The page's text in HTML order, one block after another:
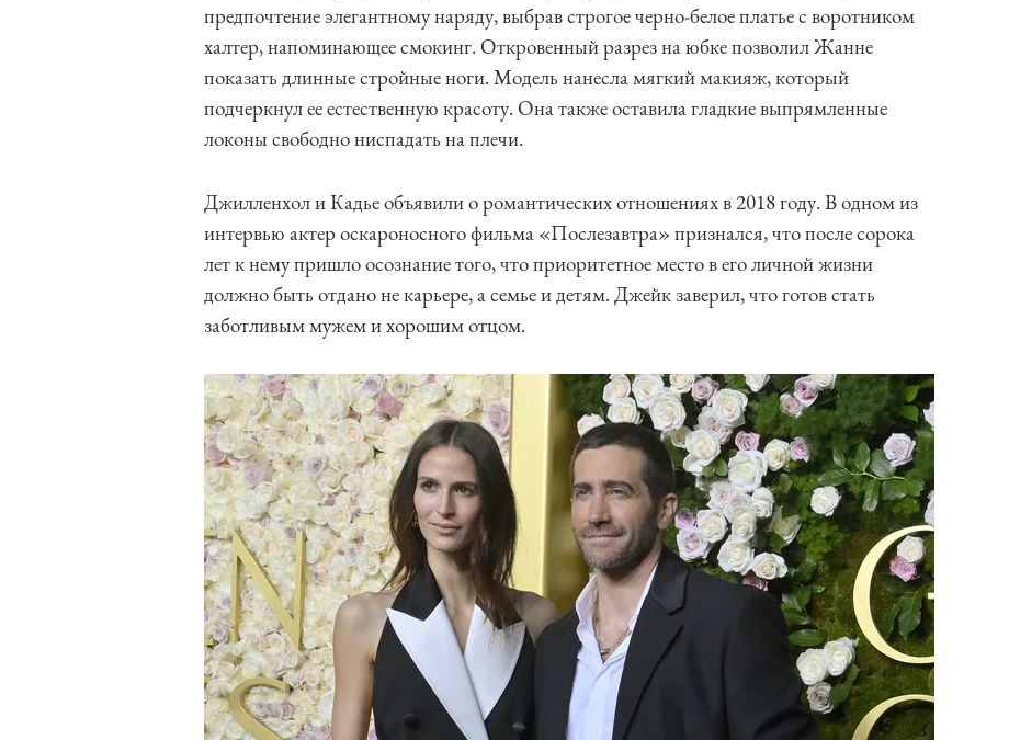
предпочтение элегантному наряду, выбрав строгое черно-белое платье с воротником
халтер, напоминающее смокинг. Откровенный разрез на юбке позволил Жанне
показать длинные стройные ноги. Модель нанесла мягкий макияж, который
подчеркнул ее естественную красоту. Она также оставила гладкие выпрямленные
локоны свободно ниспадать на плечи.
Джилленхол и Кадье объявили о романтических отношениях в 2018 году. В одном из
интервью актер оскароносного фильма «Послезавтра» признался, что после сорока
лет к нему пришло осознание того, что приоритетное место в его личной жизни
должно быть отдано не карьере, а семье и детям. Джейк заверил, что готов стать
заботливым мужем и хорошим отцом.